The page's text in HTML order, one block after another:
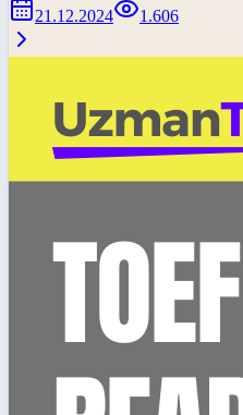
21.12.2024 1.606